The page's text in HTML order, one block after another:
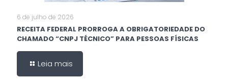
6 de julho de 2026
RECEITA FEDERAL PRORROGA A OBRIGATORIEDADE DO
CHAMADO “CNPJ TÉCNICO” PARA PESSOAS FÍSICAS
Leia mais